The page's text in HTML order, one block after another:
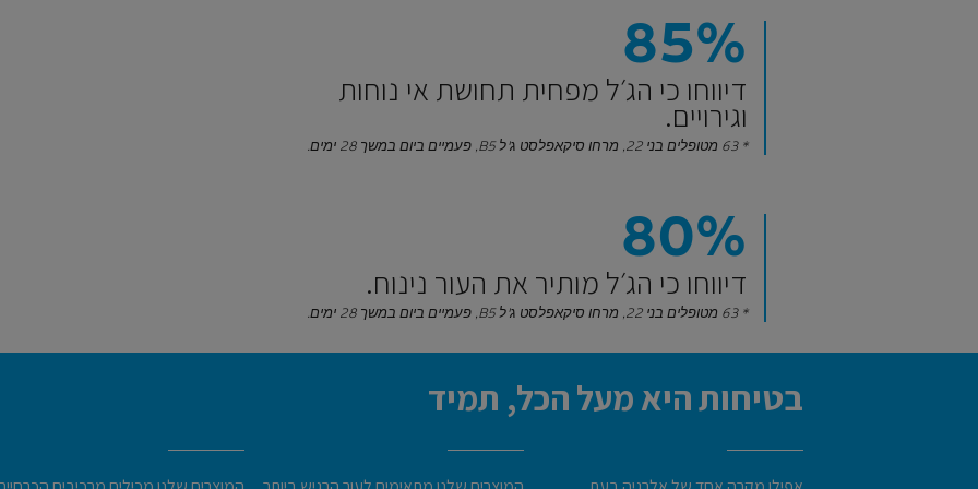
85%
דיווחו כי הג׳ל מפחית תחושת אי נוחות
וגירויים.
* 63 מטופלים בני 22, מרחו סיקאפלסט ג'ל B5, פעמיים ביום במשך 28 ימים.
80%
דיווחו כי הג׳ל מותיר את העור נינוח.
* 63 מטופלים בני 22, מרחו סיקאפלסט ג'ל B5, פעמיים ביום במשך 28 ימים.
בטיחות היא מעל הכל, תמיד